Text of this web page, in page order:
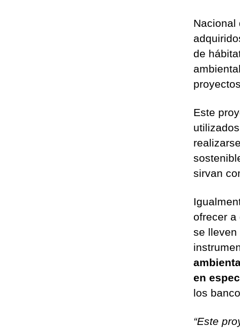
Nacional
de
Este
sirvan
ofrecer a
se lleven
en
los
“Este